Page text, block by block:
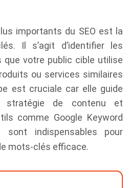
importants du SEO est la
Il s’agit d’identifier les
votre public cible utilise
ou services similaires
est cruciale car elle guide
stratégie de contenu et
comme Google Keyword
sont indispensables pour
mots-clés efficace.